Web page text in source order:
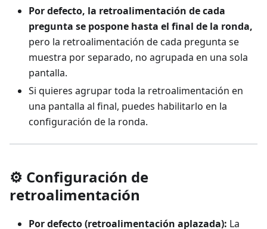
Por defecto, la retroalimentación de cada
pregunta se pospone hasta el final de la ronda,
pero la retroalimentación de cada pregunta se
muestra por separado, no agrupada en una sola
pantalla.
Si quieres agrupar toda la retroalimentación en
una pantalla al final, puedes habilitarlo en la
configuración de la ronda.
⚙️ Configuración de
retroalimentación
Por defecto (retroalimentación aplazada): La